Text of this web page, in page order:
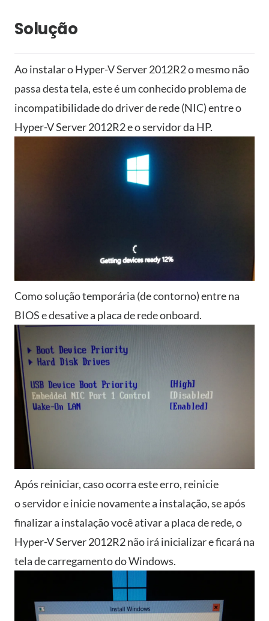
Solução
Ao instalar o Hyper-V Server 2012R2 o mesmo não
passa desta tela, este é um conhecido problema de
incompatibilidade do driver de rede (NIC) entre o
Hyper-V Server 2012R2 e o servidor da HP.
Como solução temporária (de contorno) entre na
BIOS e desative a placa de rede onboard.
Após reiniciar, caso ocorra este erro, reinicie
o servidor e inicie novamente a instalação, se após
finalizar a instalação você ativar a placa de rede, o
Hyper-V Server 2012R2 não irá inicializar e ficará na
tela de carregamento do Windows.